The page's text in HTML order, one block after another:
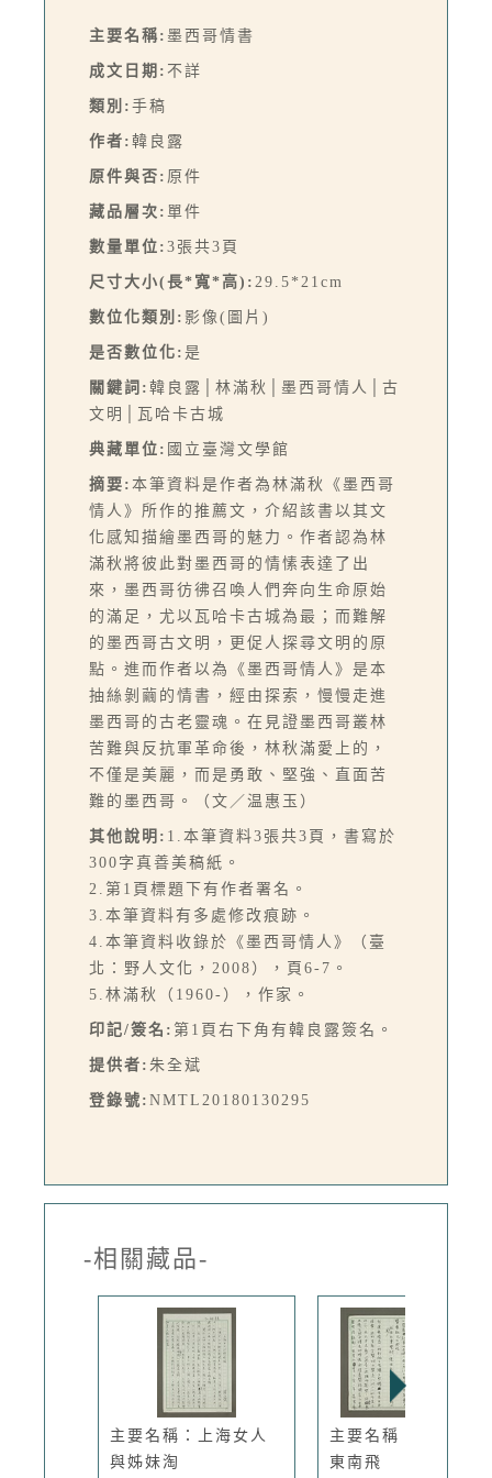
主要名稱: 墨西哥情書
成文日期: 不詳
類別: 手稿
作者: 韓良露
原件與否: 原件
藏品層次: 單件
數量單位: 3張共3頁
尺寸大小(長*寬*高): 29.5*21cm
數位化類別: 影像(圖片)
是否數位化: 是
關鍵詞: 韓良露│林滿秋│墨西哥情人│古
文明│瓦哈卡古城
典藏單位: 國立臺灣文學館
摘要: 本筆資料是作者為林滿秋《墨西哥
情人》所作的推薦文，介紹該書以其文
化感知描繪墨西哥的魅力。作者認為林
滿秋將彼此對墨西哥的情愫表達了出
來，墨西哥彷彿召喚人們奔向生命原始
的滿足，尤以瓦哈卡古城為最；而難解
的墨西哥古文明，更促人探尋文明的原
點。進而作者以為《墨西哥情人》是本
抽絲剝繭的情書，經由探索，慢慢走進
墨西哥的古老靈魂。在見證墨西哥叢林
苦難與反抗軍革命後，林秋滿愛上的，
不僅是美麗，而是勇敢、堅強、直面苦
難的墨西哥。（文／温惠玉）
其他說明: 1.本筆資料3張共3頁，書寫於
300字真善美稿紙。
2.第1頁標題下有作者署名。
3.本筆資料有多處修改痕跡。
4.本筆資料收錄於《墨西哥情人》（臺
北：野人文化，2008），頁6-7。
5.林滿秋（1960-），作家。
印記/簽名: 第1頁右下角有韓良露簽名。
提供者: 朱全斌
登錄號: NMTL20180130295
-相關藏品-
主要名稱：上海女人
與姊妹淘
主要名稱：台北孔雀
東南飛